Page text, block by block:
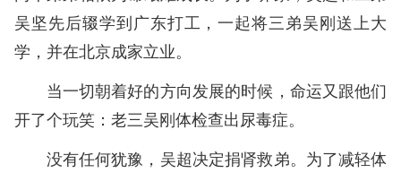
吴坚先后辍学到广东打工，一起将三弟吴刚送上大
学，并在北京成家立业。
当一切朝着好的方向发展的时候，命运又跟他们
开了个玩笑：老三吴刚体检查出尿毒症。
没有任何犹豫，吴超决定捐肾救弟。为了减轻体